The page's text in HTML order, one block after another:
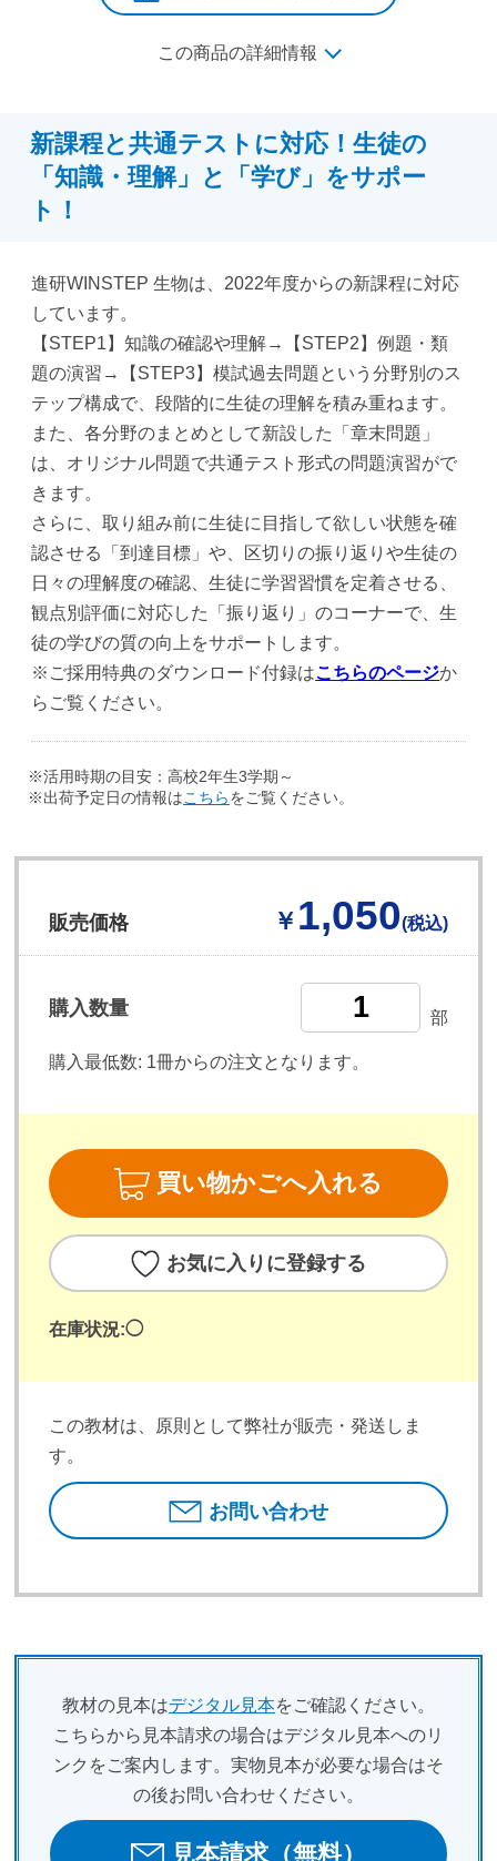
この商品の詳細情報
新課程と共通テストに対応！生徒の
「知識・理解」と「学び」をサポー
ト！
進研WINSTEP 生物は、2022年度からの新課程に対応
しています。
【STEP1】知識の確認や理解→【STEP2】例題・類
題の演習→【STEP3】模試過去問題という分野別のス
テップ構成で、段階的に生徒の理解を積み重ねます。
また、各分野のまとめとして新設した「章末問題」
は、オリジナル問題で共通テスト形式の問題演習がで
きます。
さらに、取り組み前に生徒に目指して欲しい状態を確
認させる「到達目標」や、区切りの振り返りや生徒の
日々の理解度の確認、生徒に学習習慣を定着させる、
観点別評価に対応した「振り返り」のコーナーで、生
徒の学びの質の向上をサポートします。
※ご採用特典のダウンロード付録はこちらのページか
らご覧ください。
※活用時期の目安：高校2年生3学期～
※出荷予定日の情報はこちらをご覧ください。
販売価格 ￥ 1,050(税込)
購入数量 部
購入最低数: 1冊からの注文となります。
買い物かごへ入れる
お気に入りに登録する
在庫状況:◯
この教材は、原則として弊社が販売・発送しま
す。
お問い合わせ
教材の見本はデジタル見本をご確認ください。
こちらから見本請求の場合はデジタル見本へのリ
ンクをご案内します。実物見本が必要な場合はそ
の後お問い合わせください。
見本請求（無料）